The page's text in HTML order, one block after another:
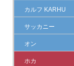
カルフ KARHU
サッカニー
オン
ホカ